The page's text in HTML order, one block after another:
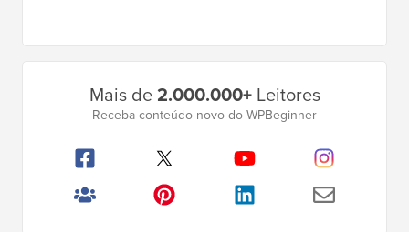
Mais de2.000.000+Leitores
Receba conteúdo novo do WPBeginner